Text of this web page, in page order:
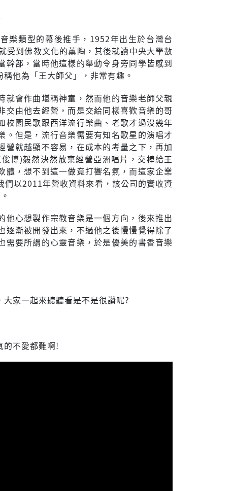
樂類型的幕後推手，1952年出生於台灣台
受到佛教文化的薰陶，其後就讀中央大學數
幹部，當時他這樣的舉動令身旁同學皆感到
他為「王大師父」，非常有趣。
就會作曲堪稱神童，然而他的音樂老師父親
交由他去經營，而是交給同樣喜歡音樂的哥
校園民歌跟西洋流行樂曲、老歌才過沒幾年
。但是，流行音樂需要有知名歌星的演唱才
營就越顯不容易，在成本的考量之下，再加
博)毅然決然放棄經營亞洲唱片，交棒給王
體，想不到這一做竟打響名氣，而這家企業
以2011年營收資料來看，該公司的實收資
他心想製作宗教音樂是一個方向，後來推出
漸被開發出來，不過他之後慢慢覺得除了
需要所謂的心靈音樂，於是優美的書香音樂
家一起來聽聽看是不是很讚呢?
的不愛都難啊!